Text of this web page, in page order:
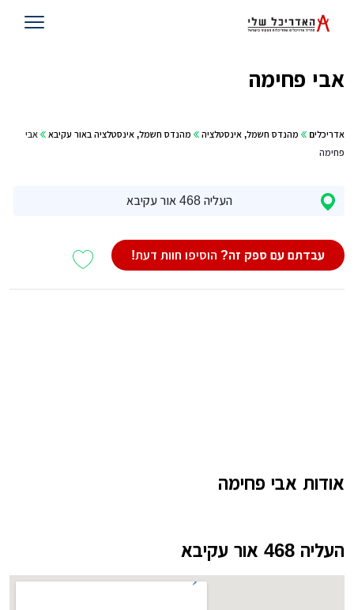
אבי פחימה
אדריכלים מהנדס חשמל, אינסטלציה מהנדס חשמל, אינסטלציה באור עקיבא
אבי
פחימה
העליה 468 אור עקיבא
עבדתם עם ספק זה? הוסיפו חוות דעת!
אודות אבי פחימה
העליה 468 אור עקיבא